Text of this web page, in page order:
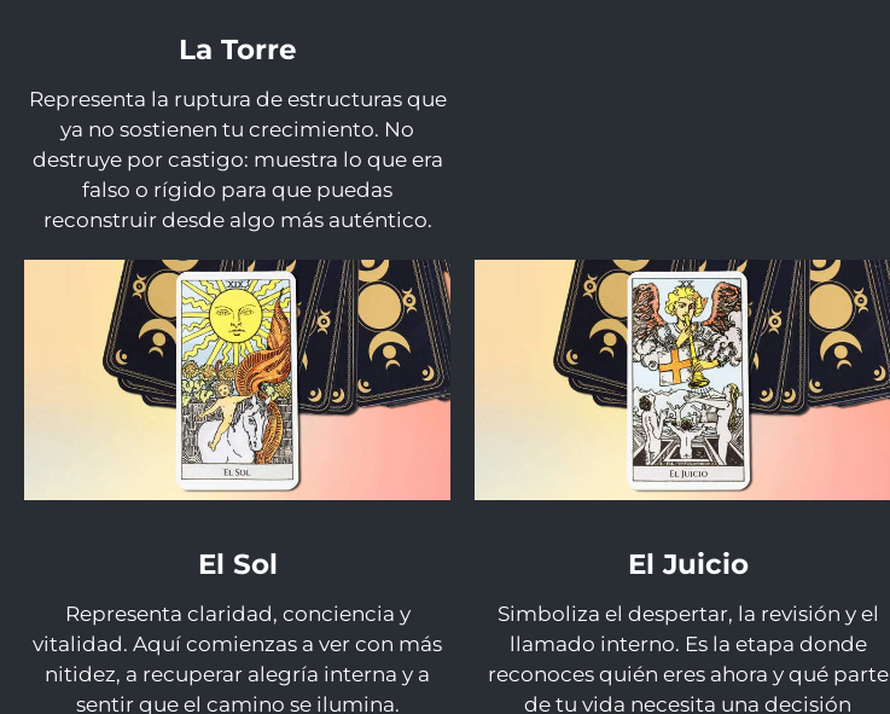
La Torre
Representa la ruptura de estructuras que
ya no sostienen tu crecimiento. No
destruye por castigo: muestra lo que era
falso o rígido para que puedas
reconstruir desde algo más auténtico.
El Sol
Representa claridad, conciencia y
vitalidad. Aquí comienzas a ver con más
nitidez, a recuperar alegría interna y a
sentir que el camino se ilumina.
El Juicio
Simboliza el despertar, la revisión y el
llamado interno. Es la etapa donde
reconoces quién eres ahora y qué parte
de tu vida necesita una decisión